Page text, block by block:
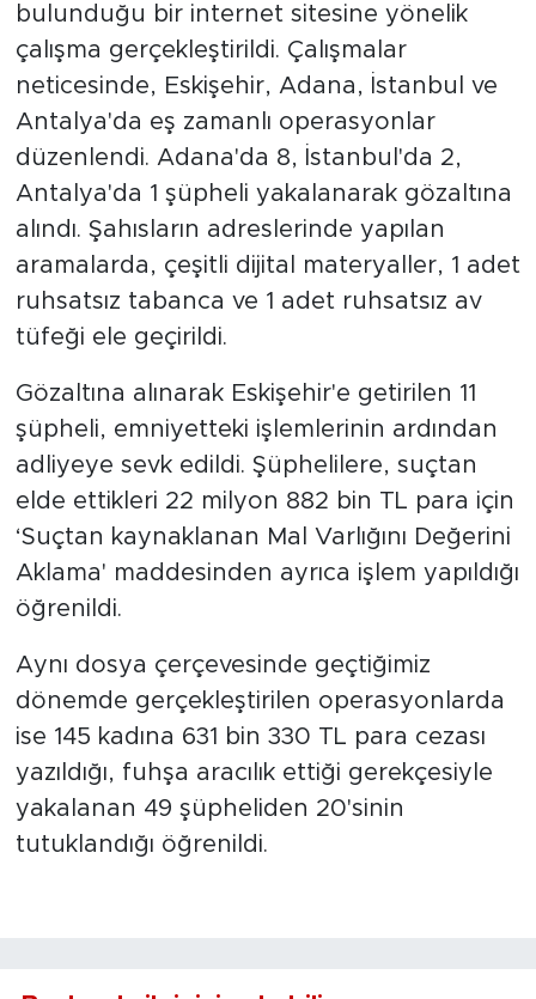
bulunduğu bir internet sitesine yönelik
çalışma gerçekleştirildi. Çalışmalar
neticesinde, Eskişehir, Adana, İstanbul ve
Antalya'da eş zamanlı operasyonlar
düzenlendi. Adana'da 8, İstanbul'da 2,
Antalya'da 1 şüpheli yakalanarak gözaltına
alındı. Şahısların adreslerinde yapılan
aramalarda, çeşitli dijital materyaller, 1 adet
ruhsatsız tabanca ve 1 adet ruhsatsız av
tüfeği ele geçirildi.
Gözaltına alınarak Eskişehir'e getirilen 11
şüpheli, emniyetteki işlemlerinin ardından
adliyeye sevk edildi. Şüphelilere, suçtan
elde ettikleri 22 milyon 882 bin TL para için
‘Suçtan kaynaklanan Mal Varlığını Değerini
Aklama' maddesinden ayrıca işlem yapıldığı
öğrenildi.
Aynı dosya çerçevesinde geçtiğimiz
dönemde gerçekleştirilen operasyonlarda
ise 145 kadına 631 bin 330 TL para cezası
yazıldığı, fuhşa aracılık ettiği gerekçesiyle
yakalanan 49 şüpheliden 20'sinin
tutuklandığı öğrenildi.